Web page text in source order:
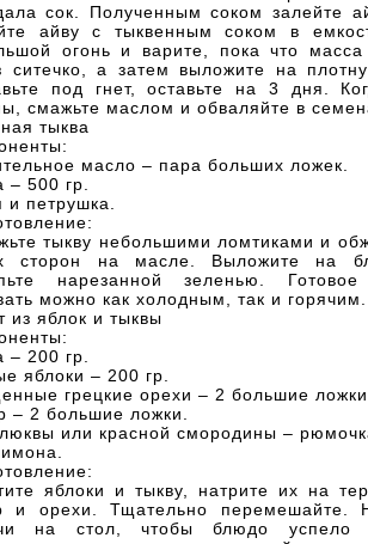
сок. Полученным соком залейте
айву с тыквенным соком в
огонь и варите, пока что масса
ситечко, а затем выложите на
под гнет, оставьте на 3 дня.
смажьте маслом и обваляйте в
тыква
масло – пара больших ложек.
– 500 гр.
и петрушка.
тыкву небольшими ломтиками и
сторон на масле. Выложите на
нарезанной зеленью.
можно как холодным, так и горячим.
из яблок и тыквы
– 200 гр.
яблоки – 200 гр.
грецкие орехи – 2 большие ложки.
– 2 большие ложки.
или красной смородины –
яблоки и тыкву, натрите их на
и орехи. Тщательно перемешайте.
на стол, чтобы блюдо успело